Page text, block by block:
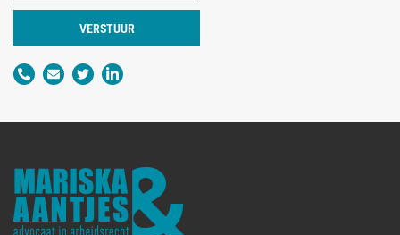
VERSTUUR